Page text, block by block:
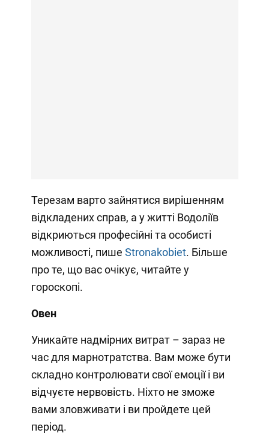
Терезам варто зайнятися вирішенням
відкладених справ, а у житті Водоліїв
відкриються професійні та особисті
можливості, пише Stronakobiet. Більше
про те, що вас очікує, читайте у
гороскопі.
Овен
Уникайте надмірних витрат – зараз не
час для марнотратства. Вам може бути
складно контролювати свої емоції і ви
відчуєте нервовість. Ніхто не зможе
вами зловживати і ви пройдете цей
період.